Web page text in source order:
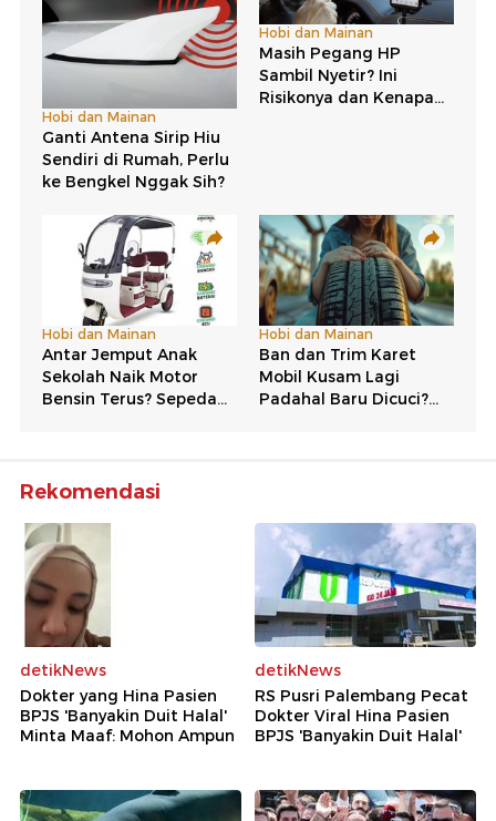
Rekomendasi
detikNews
Dokter yang Hina Pasien
BPJS 'Banyakin Duit Halal'
Minta Maaf: Mohon Ampun
detikNews
RS Pusri Palembang Pecat
Dokter Viral Hina Pasien
BPJS 'Banyakin Duit Halal'